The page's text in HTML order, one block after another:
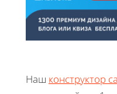
Наш конструктор